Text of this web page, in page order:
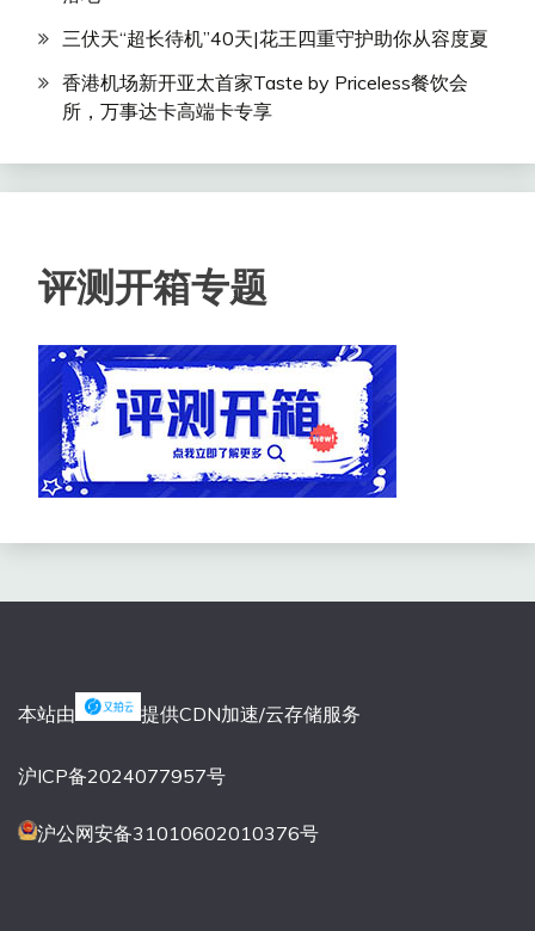
三伏天“超长待机”40天|花王四重守护助你从容度夏
香港机场新开亚太首家Taste by Priceless餐饮会
所，万事达卡高端卡专享
评测开箱专题
本站由 提供CDN加速/云存储服务
沪ICP备2024077957号
沪公网安备31010602010376号